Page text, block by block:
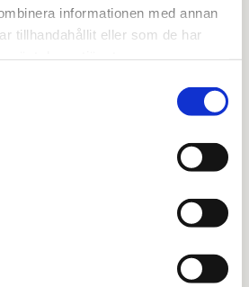
informationen med annan
tillhandahållit eller som de har